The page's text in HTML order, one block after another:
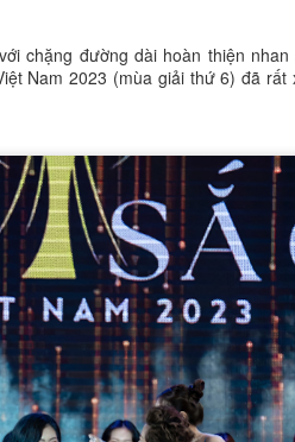
chặng đường dài hoàn thiện
Nam 2023 (mùa giải thứ 6) đã
hủ
nhạc kịch Bolero "Chờ người" đã
mới lạ và đầy cảm xúc cho
tính, tạo nên một trải nghiệm
Hoa hậu Hoàn cầu Việt
và bản sắc văn hóa Việt
Vietnam - Hoa hậu Hoàn
gương mặt nổi bật của làng
đến từ sự trẻ trung, hiện đại
tinh tế, gợi nhớ đến hình ảnh